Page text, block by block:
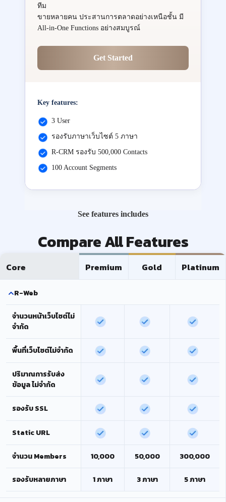
ทีม
ขายหลายคน ประสานการตลาดอย่างเหนือชั้น มี
All-in-One Functions อย่างสมบูรณ์
Get Started
Key features:
3 User
รองรับภาษาเว็บไซต์ 5 ภาษา
R-CRM รองรับ 500,000 Contacts
100 Account Segments
See features includes
Compare All Features
Core Premium Gold Platinum
R-Web
จำนวนหน้าเว็บไซต์ไม่
จำกัด
พื้นที่เว็บไซต์ไม่จำกัด
ปริมาณการรับส่ง
ข้อมูล ไม่จำกัด
รองรับ SSL
Static URL
จำนวน Members 10,000 50,000 300,000
รองรับหลายภาษา 1 ภาษา 3 ภาษา 5 ภาษา